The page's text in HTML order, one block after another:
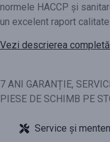
normele HACCP și
un excelent raport
Vezi descrierea completă
7 ANI GARANȚIE,
PIESE DE SCHIMB PE
Service și